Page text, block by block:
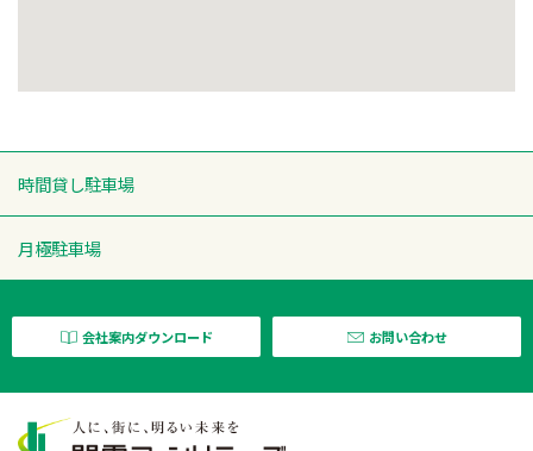
時間貸し駐車場
月極駐車場
会社案内ダウンロード お問い合わせ